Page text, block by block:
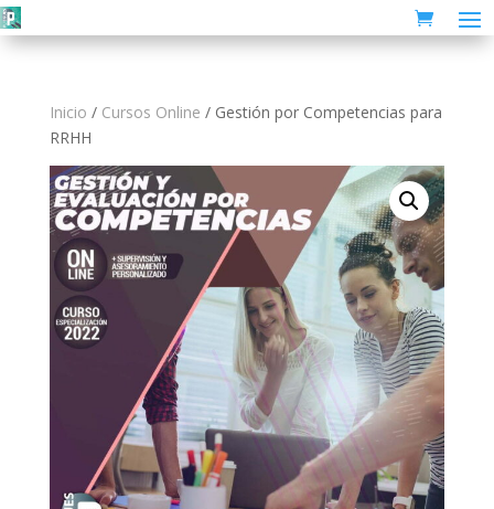
Inicio / Cursos Online / Gestión por Competencias para
RRHH